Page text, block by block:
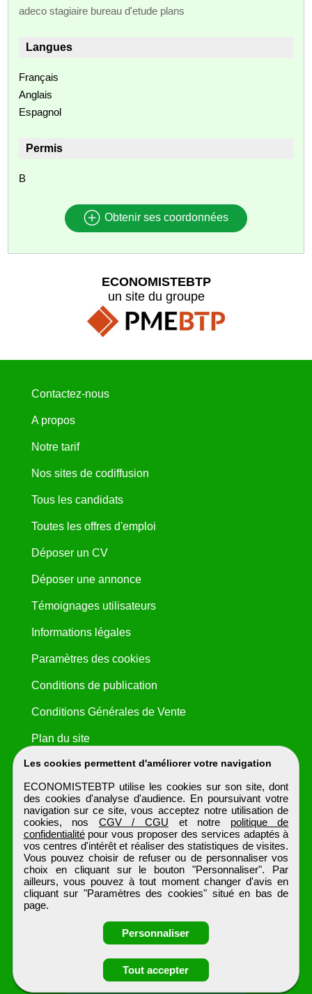
Obtenir ses
coordonnées
adeco stagiaire bureau d'etude plans
Langues
Français
Anglais
Espagnol
Permis
B
Obtenir ses coordonnées
Les cookies permettent d'améliorer votre navigation
ECONOMISTEBTP utilise les cookies sur son site, dont
des cookies d'analyse d'audience. En poursuivant votre
navigation sur ce site, vous acceptez notre utilisation de
cookies, nos CGV / CGU et notre politique de
confidentialitépour vous proposer des services adaptés à
vos centres d'intérêt et réaliser des statistiques de visites.
Vous pouvez choisir de refuser ou de personnaliser vos
choix en cliquant sur le bouton "Personnaliser". Par
ailleurs, vous pouvez à tout moment changer d'avis en
cliquant sur "Paramètres des cookies" situé en bas de
page.
Personnaliser
Tout accepter
ECONOMISTEBTP
un site du groupe
Contactez-nous
A propos
Notre tarif
Nos sites de codiffusion
Tous les candidats
Toutes les offres d'emploi
Déposer un CV
Déposer une annonce
Témoignages utilisateurs
Informations légales
Paramètres des cookies
Conditions de publication
Conditions Générales de Vente
Plan du site
ECONOMISTEBTP